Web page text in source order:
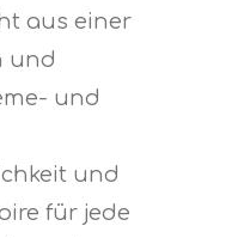
aus einer
und
und
und
für jede